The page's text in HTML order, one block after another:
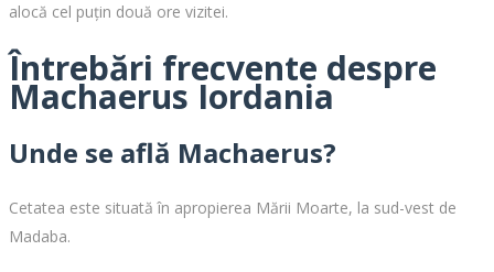
alocă cel puțin două ore vizitei.
Întrebări frecvente despre
Machaerus Iordania
Unde se află Machaerus?
Cetatea este situată în apropierea Mării Moarte, la sud-vest de
Madaba.